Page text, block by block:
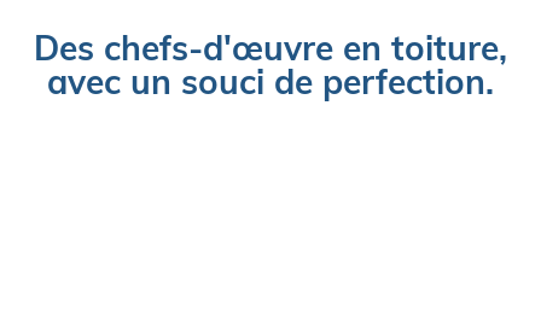
Des chefs-d'œuvre en toiture,
avec un souci de perfection.